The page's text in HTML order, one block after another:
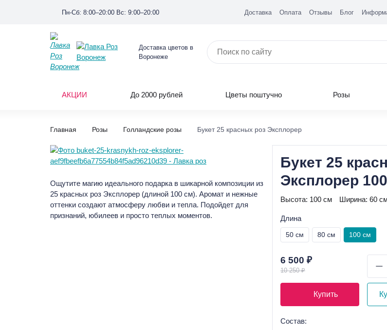
Пн-Сб: 8:00–20:00 Вс: 9:00–20:00 Доставка Оплата Отзывы Блог
Доставка цветов в
Воронеже
АКЦИИ До 2000 рублей Цветы поштучно Розы
Главная Розы Голландские розы Букет 25 красных роз Эксплорер
Ощутите магию идеального подарка в шикарной композиции из
25 красных роз Эксплорер (длиной 100 см). Аромат и нежные
оттенки создают атмосферу любви и тепла. Подойдет для
признаний, юбилеев и просто теплых моментов.
Букет 25
Эксплорер
Высота: 100 см Ширина: 60
Длина
50 см 80 см 100 см
6 500 ₽
10 250 ₽
Купить
Состав: